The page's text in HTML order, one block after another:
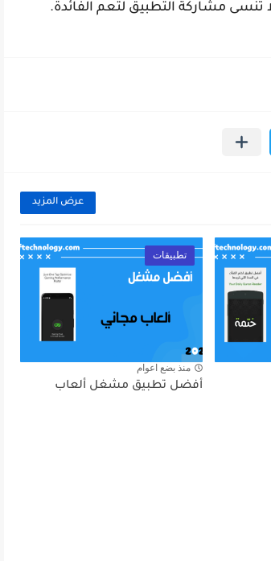
مشاركة التطبيق لتعم الفائدة.
عرض المزيد
تطبيقات
منذ بضع اعوام
أفضل تطبيق مشغل ألعاب